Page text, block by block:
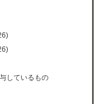
しているもの